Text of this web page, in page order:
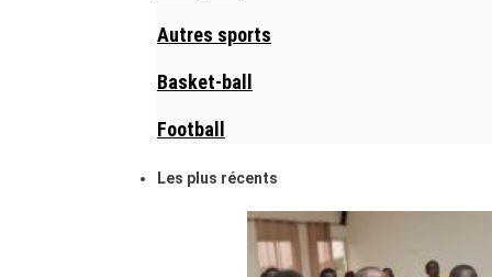
Autres sports
Basket-ball
Football
Les plus récents